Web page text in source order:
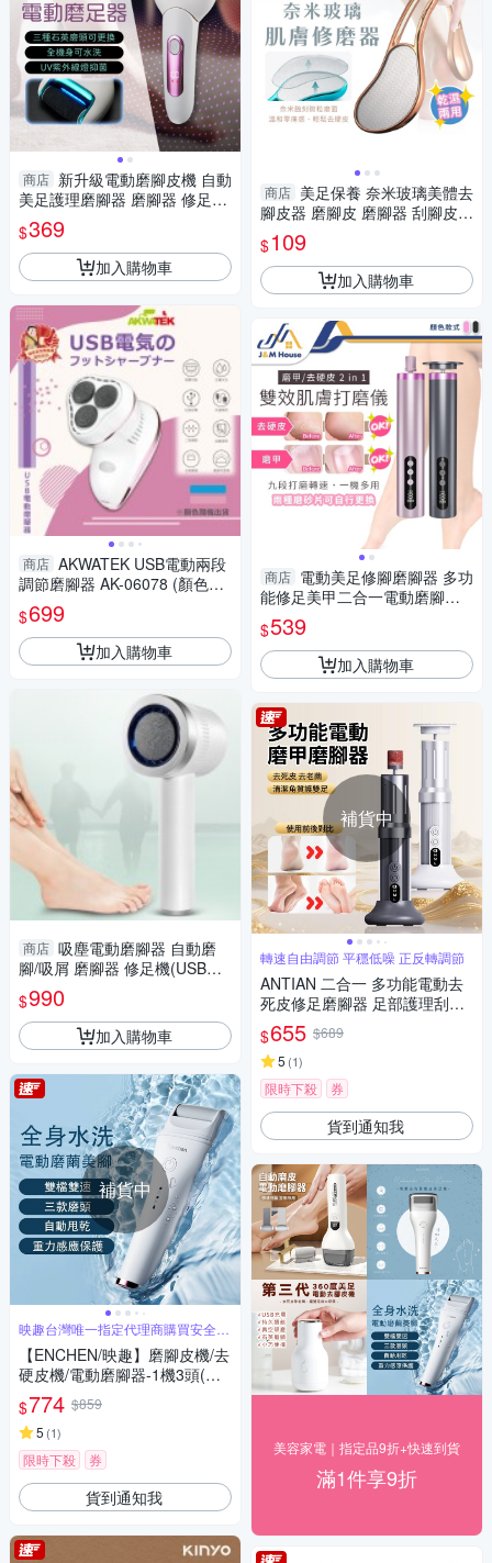
商店 新升級電動磨腳皮機 自動
美足護理磨腳器 磨腳器 修足器
足部去角質 去死皮 足部修復 附
三種磨頭
$369
加入購物車
商店 AKWATEK USB電動兩段
調節磨腳器 AK-06078 (顏色隨
機出貨)
$699
加入購物車
商店 吸塵電動磨腳器 自動磨
腳/吸屑 磨腳器 修足機(USB充
電)
$990
加入購物車
補貨中
映趣台灣唯一指定代理商購買安全有
保障
【ENCHEN/映趣】磨腳皮機/去
硬皮機/電動磨腳器-1機3頭(可
去角質 老繭 修足 死皮)
$774 $859
5 (1)
限時下殺 券
貨到通知我
商店 美足保養 奈米玻璃美體去
腳皮器 磨腳皮 磨腳器 刮腳皮
腳底去角質 搓腳皮 足部護理
$109
加入購物車
商店 電動美足修腳磨腳器 多功
能修足美甲二合一電動磨腳器
充電式磨腳皮機 磨腳皮 美足機
$539
加入購物車
補貨中
轉速自由調節 平穩低噪 正反轉調節
ANTIAN 二合一 多功能電動去
死皮修足磨腳器 足部護理刮腳
皮器 金屬美足磨腳皮機
$655 $689
5 (1)
限時下殺 券
貨到通知我
美容家電｜指定品9折+快速到貨
滿1件享9折